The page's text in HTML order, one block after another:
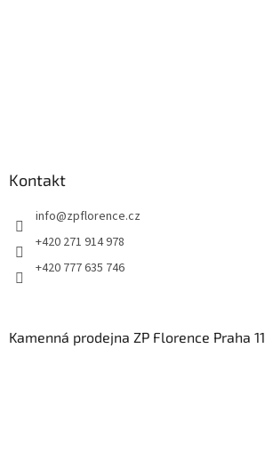
Kontakt
info@zpflorence.cz
+420 271 914 978
+420 777 635 746
Kamenná prodejna ZP Florence Praha 11